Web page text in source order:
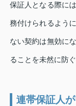
保証人となる際に
務付けられるよう
ない契約は無効に
ることを未然に防
連帯保証人